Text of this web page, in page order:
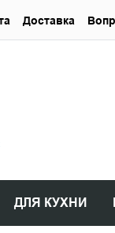
Доставка
ДЛЯ КУХНИ